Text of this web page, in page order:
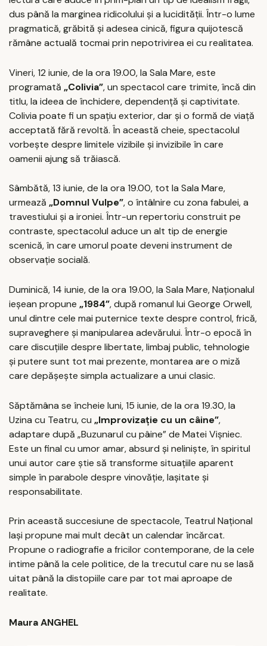
dus până la marginea ridicolului și a lucidității. Într-o lume
pragmatică, grăbită și adesea cinică, figura quijotescă
rămâne actuală tocmai prin nepotrivirea ei cu realitatea.
Vineri, 12 iunie, de la ora 19.00, la Sala Mare, este
programată „Colivia”, un spectacol care trimite, încă din
titlu, la ideea de închidere, dependență și captivitate.
Colivia poate fi un spațiu exterior, dar și o formă de viață
acceptată fără revoltă. În această cheie, spectacolul
vorbește despre limitele vizibile și invizibile în care
oamenii ajung să trăiască.
Sâmbătă, 13 iunie, de la ora 19.00, tot la Sala Mare,
urmează „Domnul Vulpe”, o întâlnire cu zona fabulei, a
travestiului și a ironiei. Într-un repertoriu construit pe
contraste, spectacolul aduce un alt tip de energie
scenică, în care umorul poate deveni instrument de
observație socială.
Duminică, 14 iunie, de la ora 19.00, la Sala Mare, Naționalul
ieșean propune „1984”, după romanul lui George Orwell,
unul dintre cele mai puternice texte despre control, frică,
supraveghere și manipularea adevărului. Într-o epocă în
care discuțiile despre libertate, limbaj public, tehnologie
și putere sunt tot mai prezente, montarea are o miză
care depășește simpla actualizare a unui clasic.
Săptămâna se încheie luni, 15 iunie, de la ora 19.30, la
Uzina cu Teatru, cu „Improvizație cu un câine”,
adaptare după „Buzunarul cu pâine” de Matei Vișniec.
Este un final cu umor amar, absurd și neliniște, în spiritul
unui autor care știe să transforme situațiile aparent
simple în parabole despre vinovăție, lașitate și
responsabilitate.
Prin această succesiune de spectacole, Teatrul Național
Iași propune mai mult decât un calendar încărcat.
Propune o radiografie a fricilor contemporane, de la cele
intime până la cele politice, de la trecutul care nu se lasă
uitat până la distopiile care par tot mai aproape de
realitate.
Maura ANGHEL